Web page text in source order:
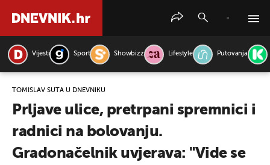
Vijesti Sport Showbizz Lifestyle Putovanja
TOMISLAV ŠUTA U DNEVNIKU
Prljave ulice, pretrpani spremnici i
radnici na bolovanju.
Gradonačelnik uvjerava: "Vide se
PRETRAŽITE VIJESTI